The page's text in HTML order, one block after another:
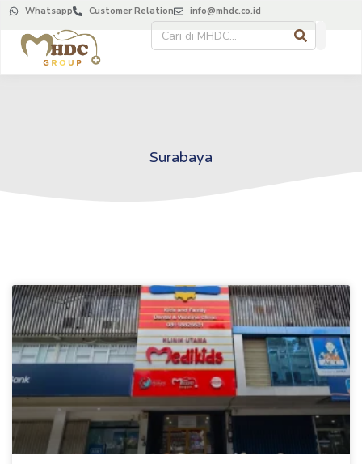
Whatsapp Customer Relation info@mhdc.co.id
Surabaya